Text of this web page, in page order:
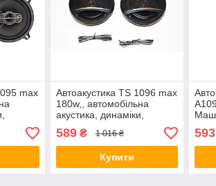
max
Автоакустика TS 1096 max
180w,, автомобільна
акустика, динаміки,
автомобільні колонки
589₴ 1 016 ₴
Купити
593